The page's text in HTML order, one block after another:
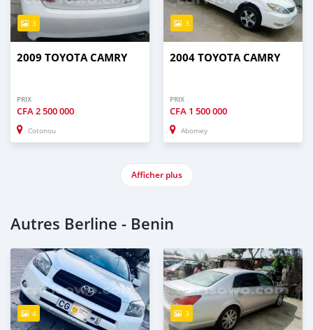
3
2009 TOYOTA CAMRY
PRIX
CFA2 500 000
Cotonou
3
2004 TOYOTA CAMRY
PRIX
CFA 1 500 000
Abomey
Afficher plus
Autres Berline - Benin
4 3